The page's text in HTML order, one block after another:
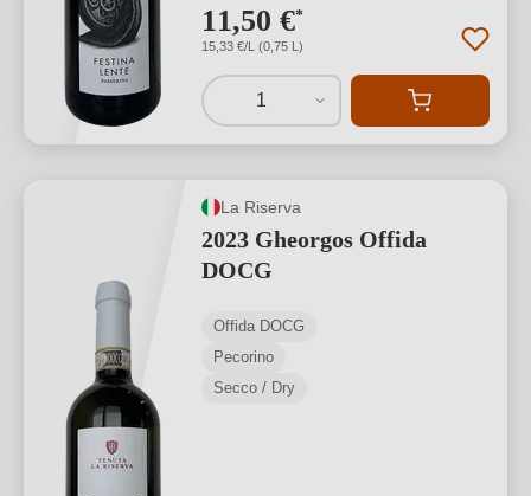
11,50 €*
15,33 €/L (0,75 L)
1
La Riserva
2023 Gheorgos Offida
DOCG
Offida DOCG
Pecorino
Secco / Dry